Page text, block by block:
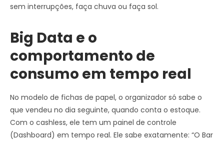
sem interrupções, faça chuva ou faça sol.
Big Data e o
comportamento de
consumo em tempo real
No modelo de fichas de papel, o organizador só sabe o
que vendeu no dia seguinte, quando conta o estoque.
Com o cashless, ele tem um painel de controle
(Dashboard) em tempo real. Ele sabe exatamente: “O Bar